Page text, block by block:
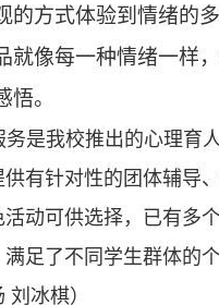
的方式体验到情绪的
就像每一种情绪一样
。
务是我校推出的心理育
有针对性的团体辅导
动可供选择，已有多
足了不同学生群体的
刘冰棋）